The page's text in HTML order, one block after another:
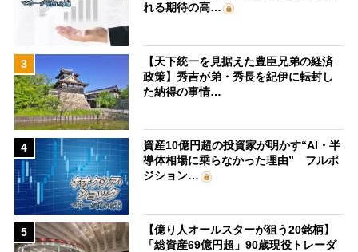
れる期待の高…
3
【天下統一を見据えた豊臣兄弟の経済
政策】秀吉が弟・秀長を紀伊に転封し
た納得の事情…
4
資産10億円超の投資家が明かす“AI・半
導体相場に乗らなかった理由” フルポ
ジション…
5
【億り人オールスターが狙う20銘柄】
「総資産69億円超」90歳現役トレーダ